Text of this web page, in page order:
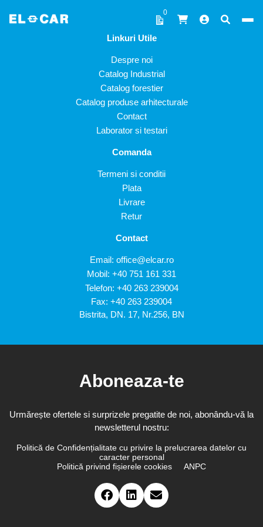
0
Linkuri Utile
Despre noi
Catalog Industrial
Catalog forestier
Catalog produse arhitecturale
Contact
Laborator si testari
Comanda
Termeni si conditii
Plata
Livrare
Retur
Contact
Email: office@elcar.ro
Mobil: +40 751 161 331
Telefon: +40 263 239004
Fax: +40 263 239004
Bistrita, DN. 17, Nr.256, BN
Aboneaza-te
Urmărește ofertele si surprizele pregatite de noi, abonându-vă la
newsletterul nostru:
Politică de Confidențialitate cu privire la prelucrarea datelor cu
caracter personal
Politică privind fișierele cookies
ANPC